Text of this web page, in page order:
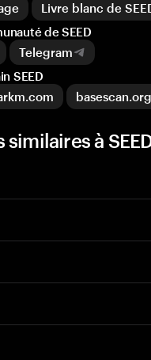
Livre blanc de
de SEED
Telegram
SEED
basescan.org
à